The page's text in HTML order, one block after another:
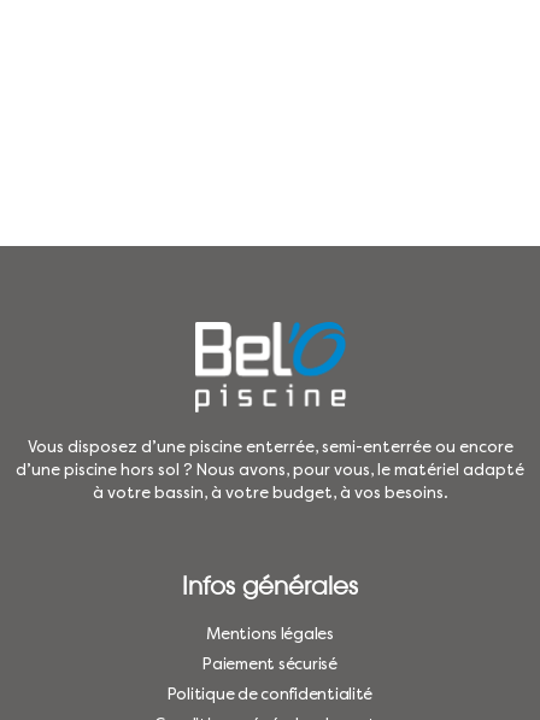
Vous disposez d’une piscine enterrée, semi-enterrée ou encore
d’une piscine hors sol ? Nous avons, pour vous, le matériel adapté
à votre bassin, à votre budget, à vos besoins.
Infos générales
Mentions légales
Paiement sécurisé
Politique de confidentialité